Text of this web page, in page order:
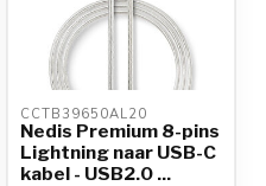
CCTB39650AL20
Nedis Premium 8-pins
Lightning naar USB-C
kabel - USB2.0 ...